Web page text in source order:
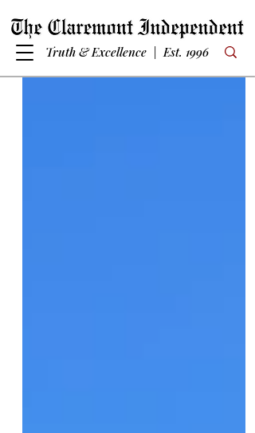
Truth & Excellence | Est. 1996